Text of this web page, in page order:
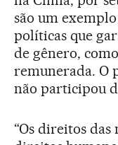
são um
políticas que
de gênero,
remunerada. O
não participou
“Os direitos